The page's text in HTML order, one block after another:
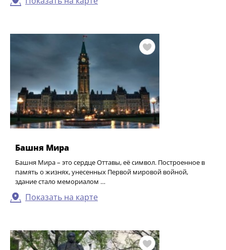
Башня Мира
Башня Мира – это сердце Оттавы, её символ. Построенное в
память о жизнях, унесенных Первой мировой войной,
здание стало мемориалом …
Показать на карте